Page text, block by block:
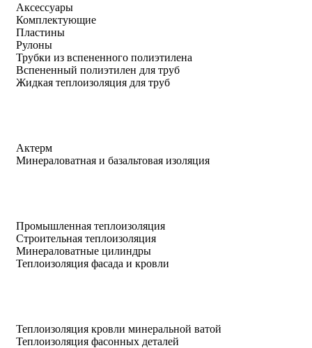
Аксессуары
Комплектующие
Пластины
Рулоны
Трубки из вспененного полиэтилена
Вспененный полиэтилен для труб
Жидкая теплоизоляция для труб
Актерм
Минераловатная и базальтовая изоляция
Промышленная теплоизоляция
Строительная теплоизоляция
Минераловатные цилиндры
Теплоизоляция фасада и кровли
Теплоизоляция кровли минеральной ватой
Теплоизоляция фасонных деталей